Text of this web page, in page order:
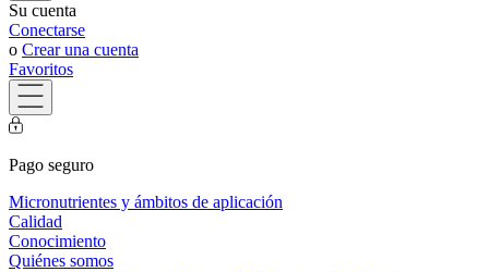
Su cuenta
Conectarse
o Crear una cuenta
Favoritos
Pago seguro
Micronutrientes y ámbitos de aplicación
Calidad
Conocimiento
Quiénes somos